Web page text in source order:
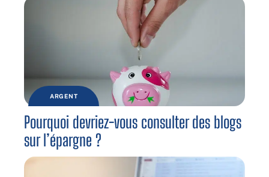
ARGENT
Pourquoi devriez-vous consulter des blogs
sur l’épargne ?